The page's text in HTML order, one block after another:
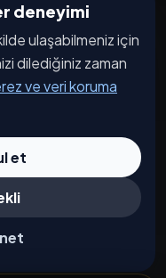
deneyimi
ulaşabilmeniz için
dilediğiniz zaman
ve veri koruma
et